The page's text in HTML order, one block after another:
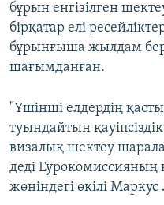
бұрын енгізілген
бірқатар елі
бұрынғыша жылдам
шағымданған.
"Үшінші елдердің
туындайтын
визалық шектеу
деді Еурокомиссияның
жөніндегі өкілі